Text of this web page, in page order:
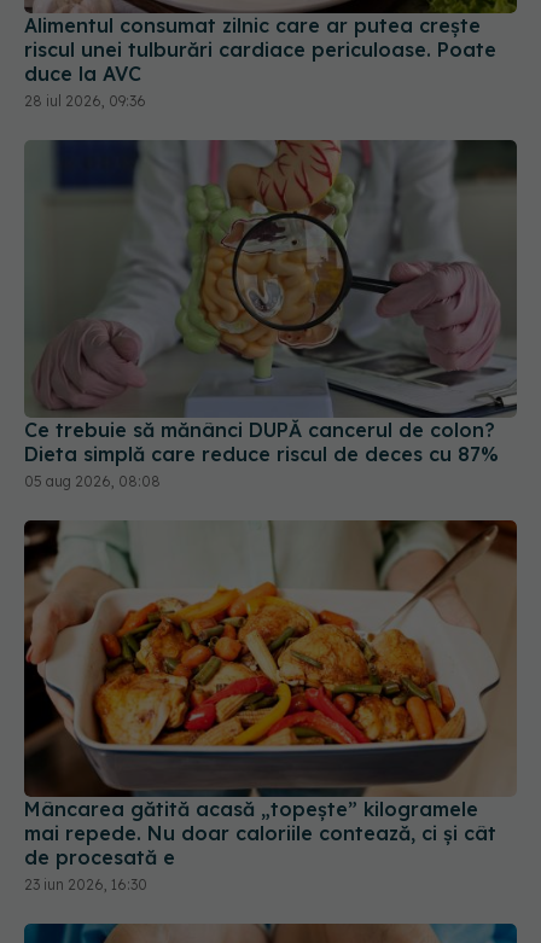
Alimentul consumat zilnic care ar putea crește
riscul unei tulburări cardiace periculoase. Poate
duce la AVC
28 iul 2026, 09:36
Ce trebuie să mănânci DUPĂ cancerul de colon?
Dieta simplă care reduce riscul de deces cu 87%
05 aug 2026, 08:08
Mâncarea gătită acasă „topește” kilogramele
mai repede. Nu doar caloriile contează, ci și cât
de procesată e
23 iun 2026, 16:30